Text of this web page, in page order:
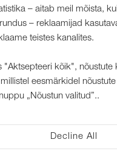
– aitab meil mõista,
– reklaamijad
teistes kanalites.
"Aktsepteeri kõik",
eesmärkidel
„Nõustun valitud”..
Decline All